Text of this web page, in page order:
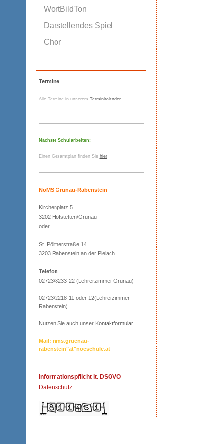
WortBildTon
Darstellendes Spiel
Chor
Termine
Alle Termine in unserem Terminkalender
Nächste Schularbeiten:
Einen Gesamtplan finden Sie hier
NöMS Grünau-Rabenstein
Kirchenplatz 5
3202 Hofstetten/Grünau
oder
St. Pöltnerstraße 14
3203 Rabenstein an der Pielach
Telefon
02723/8233-22 (Lehrerzimmer Grünau)
02723/2218-11 oder 12(Lehrerzimmer
Rabenstein)
Nutzen Sie auch unser Kontaktformular.
Mail: nms.gruenau-
rabenstein"at"noeschule.at
Informationspflicht lt. DSGVO
Datenschutz